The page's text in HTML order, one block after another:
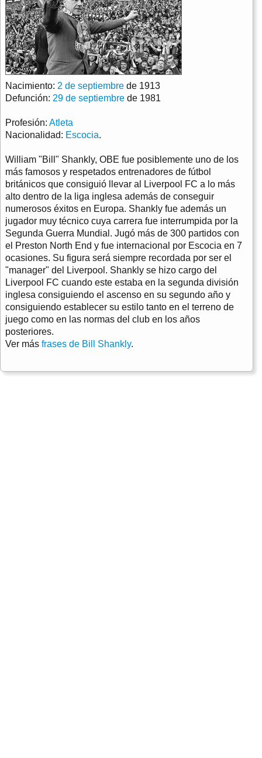
Nacimiento: 2 de septiembre de 1913
Defunción: 29 de septiembre de 1981
Profesión: Atleta
Nacionalidad: Escocia.
William "Bill" Shankly, OBE fue posiblemente uno de los
más famosos y respetados entrenadores de fútbol
británicos que consiguió llevar al Liverpool FC a lo más
alto dentro de la liga inglesa además de conseguir
numerosos éxitos en Europa. Shankly fue además un
jugador muy técnico cuya carrera fue interrumpida por la
Segunda Guerra Mundial. Jugó más de 300 partidos con
el Preston North End y fue internacional por Escocia en 7
ocasiones. Su figura será siempre recordada por ser el
"manager" del Liverpool. Shankly se hizo cargo del
Liverpool FC cuando este estaba en la segunda división
inglesa consiguiendo el ascenso en su segundo año y
consiguiendo establecer su estilo tanto en el terreno de
juego como en las normas del club en los años
posteriores.
Ver más frases de Bill Shankly.